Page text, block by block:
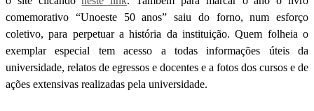
comemorativo “Unoeste 50 anos” saiu do forno, num esforço
coletivo, para perpetuar a história da instituição. Quem folheia o
exemplar especial tem acesso a todas informações úteis da
universidade, relatos de egressos e docentes e a fotos dos cursos e de
ações extensivas realizadas pela universidade.